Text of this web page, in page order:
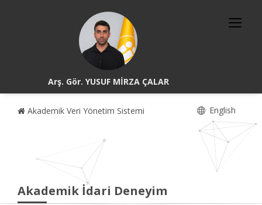
Arş. Gör. YUSUF MİRZA ÇALAR
Akademik Veri Yönetim Sistemi English
Akademik İdari Deneyim